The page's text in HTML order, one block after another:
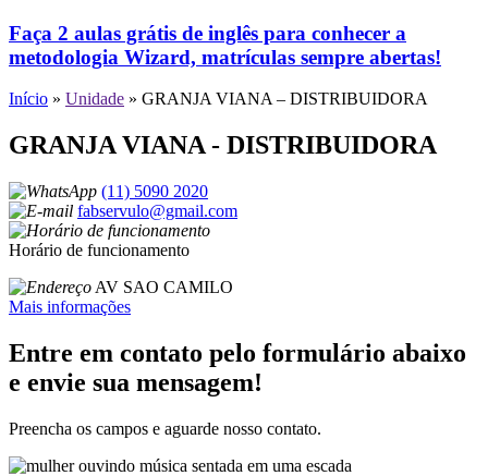
Faça 2 aulas grátis de inglês para conhecer a
metodologia Wizard, matrículas sempre abertas!
Início » Unidade » GRANJA VIANA – DISTRIBUIDORA
GRANJA VIANA - DISTRIBUIDORA
(11) 5090 2020
fabservulo@gmail.com
Horário de funcionamento
AV SAO CAMILO
Mais informações
Entre em contato pelo formulário abaixo
e envie sua mensagem!
Preencha os campos e aguarde nosso contato.